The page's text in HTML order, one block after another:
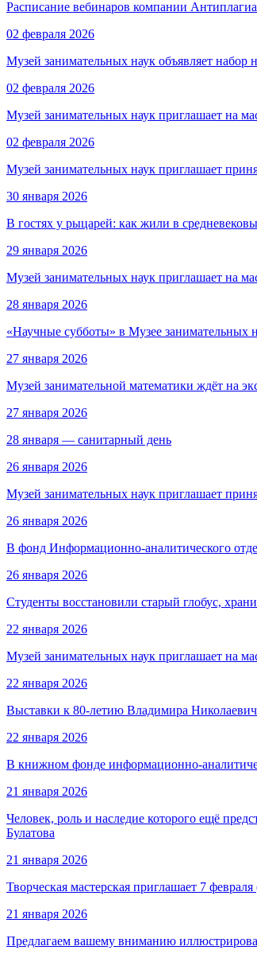
Расписание вебинаров компании
02 февраля 2026
Музей занимательных наук объявляет
02 февраля 2026
Музей занимательных наук приглашает на
02 февраля 2026
Музей занимательных наук приглашает
30 января 2026
В гостях у рыцарей: как жили в
29 января 2026
Музей занимательных наук приглашает на
28 января 2026
«Научные субботы» в Музее занимательных
27 января 2026
Музей занимательной математики ждёт на
27 января 2026
28 января — санитарный день
26 января 2026
Музей занимательных наук приглашает
26 января 2026
В фонд Информационно-аналитического
26 января 2026
Студенты восстановили старый глобус,
22 января 2026
Музей занимательных наук приглашает на
22 января 2026
Выставки к 80-летию Владимира
22 января 2026
В книжном фонде информационно-
21 января 2026
Человек, роль и наследие которого ещё
Булатова
21 января 2026
Творческая мастерская приглашает 7
21 января 2026
Предлагаем вашему вниманию